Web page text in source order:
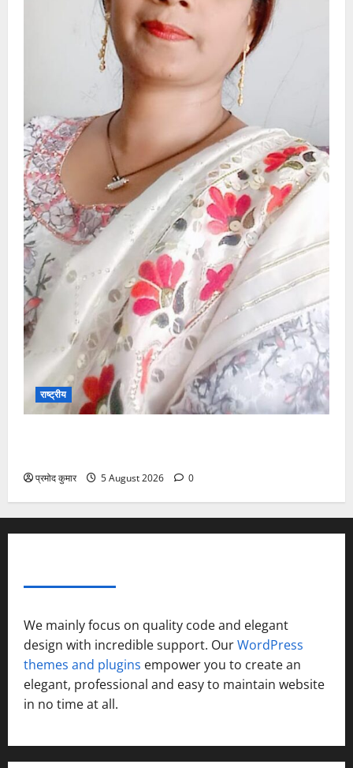
राष्ट्रीय
प्रमोद कुमार 5 August 2026 0
We mainly focus on quality code and elegant
design with incredible support. OurWordPress
themes and plugins empower you to create an
elegant, professional and easy to maintain website
in no time at all.